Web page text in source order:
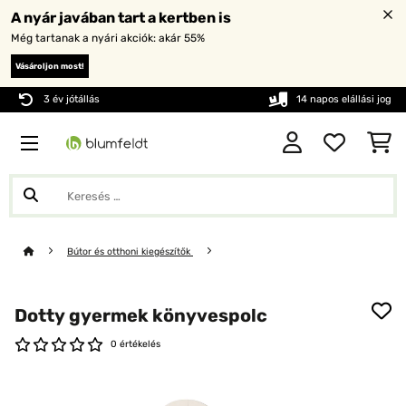
A nyár javában tart a kertben is
Még tartanak a nyári akciók: akár 55%
Vásároljon most!
3 év jótállás 14 napos elállási jog
Bútor és otthoni kiegészítők
Dotty gyermek könyvespolc
0 értékelés